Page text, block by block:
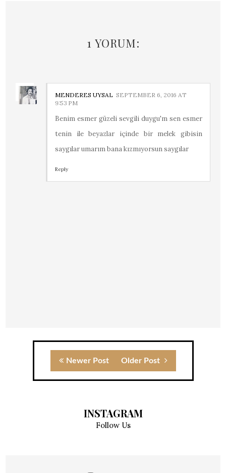
1 YORUM:
MENDERES UYSAL SEPTEMBER 6, 2016 AT
9:53 PM
Benim esmer güzeli sevgili duygu'm sen esmer
tenin ile beyazlar içinde bir melek gibisin
saygılar umarım bana kızmıyorsun saygılar
Reply
Newer Post Older Post
INSTAGRAM
Follow Us